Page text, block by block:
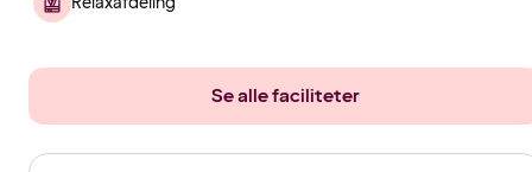
Se alle faciliteter